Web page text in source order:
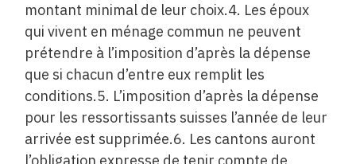
montant minimal de leur choix.4. Les époux
qui vivent en ménage commun ne peuvent
prétendre à l’imposition d’après la dépense
que si chacun d’entre eux remplit les
conditions.5. L’imposition d’après la dépense
pour les ressortissants suisses l’année de leur
arrivée est supprimée.6. Les cantons auront